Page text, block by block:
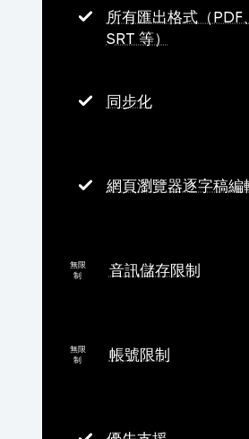
所有匯出格式（PDF
SRT 等）
同步化
網頁瀏覽器逐字稿編
無限
制
音訊儲存限制
無限
制
帳號限制